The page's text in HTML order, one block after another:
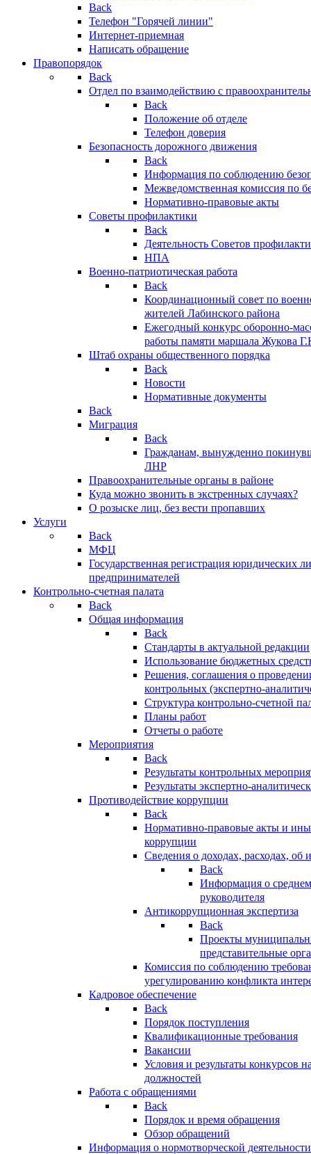
Back
Телефон "Горячей линии"
Интернет-приемная
Написать обращение
Правопорядок
Back
Отдел по взаимодействию с
Back
Положение об отделе
Телефон доверия
Безопасность дорожного движения
Back
Информация по соблюдению
Межведомственная комиссия по
Нормативно-правовые акты
Советы профилактики
Back
Деятельность Советов
НПА
Военно-патриотическая работа
Back
Координационный совет по
жителей Лабинского района
Ежегодный конкурс оборонно-
работы памяти маршала Жукова
Штаб охраны общественного порядка
Back
Новости
Нормативные документы
Back
Миграция
Back
Гражданам, вынужденно
ЛНР
Правоохранительные органы в районе
Куда можно звонить в экстренных случаях?
О розыске лиц, без вести пропавших
Услуги
Back
МФЦ
Государственная регистрация юридических
предпринимателей
Контрольно-счетная палата
Back
Общая информация
Back
Стандарты в актуальной редакции
Использование бюджетных
Решения, соглашения о
контрольных (экспертно-
Структура контрольно-счетной
Планы работ
Отчеты о работе
Мероприятия
Back
Результаты контрольных
Результаты экспертно-
Противодействие коррупции
Back
Нормативно-правовые акты и
коррупции
Сведения о доходах, расходах, об
Back
Информация о
руководителя
Антикоррупционная экспертиза
Back
Проекты
представительные
Комиссия по соблюдению
урегулированию конфликта
Кадровое обеспечение
Back
Порядок поступления
Квалификационные требования
Вакансии
Условия и результаты конкурсов
должностей
Работа с обращениями
Back
Порядок и время обращения
Обзор обращений
Информация о нормотворческой деятельности